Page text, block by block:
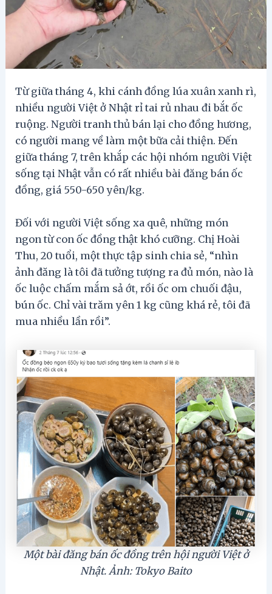
Từ giữa tháng 4, khi cánh đồng lúa xuân xanh rì,
nhiều người Việt ở Nhật rỉ tai rủ nhau đi bắt ốc
ruộng. Người tranh thủ bán lại cho đồng hương,
có người mang về làm một bữa cải thiện. Đến
giữa tháng 7, trên khắp các hội nhóm người Việt
sống tại Nhật vẫn có rất nhiều bài đăng bán ốc
đồng, giá 550-650 yên/kg.
Đối với người Việt sống xa quê, những món
ngon từ con ốc đồng thật khó cưỡng. Chị Hoài
Thu, 20 tuổi, một thực tập sinh chia sẻ, “nhìn
ảnh đăng là tôi đã tưởng tượng ra đủ món, nào là
ốc luộc chấm mắm sả ớt, rồi ốc om chuối đậu,
bún ốc. Chỉ vài trăm yên 1 kg cũng khá rẻ, tôi đã
mua nhiều lần rồi”.
Một bài đăng bán ốc đồng trên hội người Việt ở
Nhật. Ảnh: Tokyo Baito